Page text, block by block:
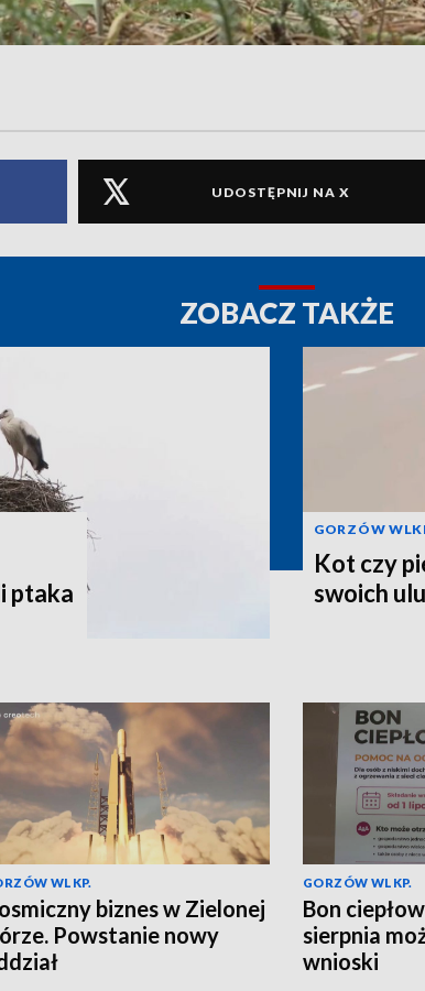
UDOSTĘPNIJ NA X
ZOBACZ TAKŻE
ptaka
GORZÓW
Kot czy
swoich
WLKP.
biznes w Zielonej
Powstanie nowy
GORZÓW WLKP.
Bon
sierpnia
wnioski